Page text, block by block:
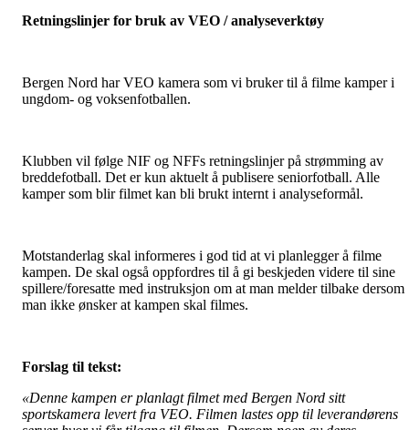
Retningslinjer for bruk av VEO / analyseverktøy
Bergen Nord har VEO kamera som vi bruker til å filme kamper i
ungdom- og voksenfotballen.
Klubben vil følge NIF og NFFs retningslinjer på strømming av
breddefotball. Det er kun aktuelt å publisere seniorfotball. Alle
kamper som blir filmet kan bli brukt internt i analyseformål.
Motstanderlag skal informeres i god tid at vi planlegger å filme
kampen. De skal også oppfordres til å gi beskjeden videre til sine
spillere/foresatte med instruksjon om at man melder tilbake dersom
man ikke ønsker at kampen skal filmes.
Forslag til tekst:
«Denne kampen er planlagt filmet med Bergen Nord sitt
sportskamera levert fra VEO. Filmen lastes opp til leverandørens